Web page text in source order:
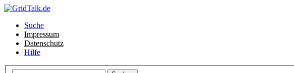
Suche
Impressum
Datenschutz
Hilfe